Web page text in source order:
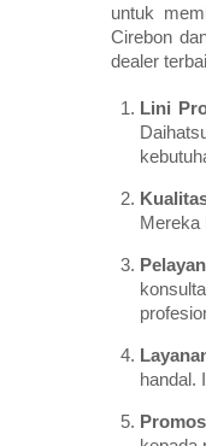
untuk
Cirebon
dealer
Lini
Mereka
handal.